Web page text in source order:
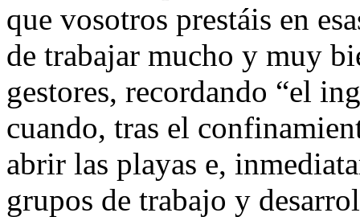
que vosotros prestáis en
de trabajar mucho y muy
gestores, recordando “el
cuando, tras el
abrir las playas e,
grupos de trabajo y